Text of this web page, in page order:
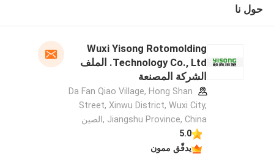
حول نا
Wuxi Yisong Rotomolding
Technology Co., Ltd. الملف
الشركة المصنعة
Da Fan Qiao Village, Hong Shan
Street, Xinwu District, Wuxi City,
Jiangshu Province, China ,الصين
5.0
يدقّق ممون